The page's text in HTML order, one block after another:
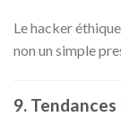
Le hacker
non un simple
9.